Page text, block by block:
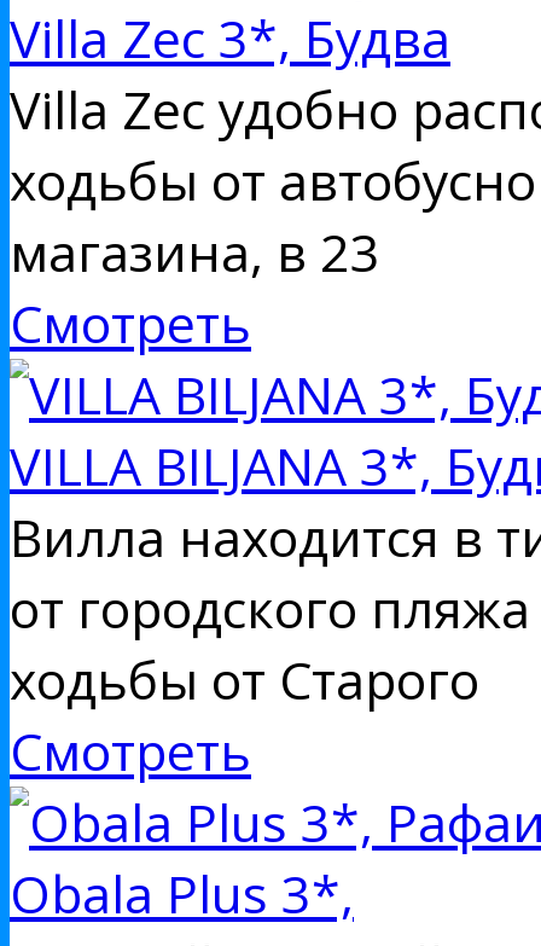
Villa Zec 3*, Будва
Villa Zec удобно
ходьбы от
магазина, в 23
Смотреть
VILLA BILJANA 3*,
Вилла находится в
от городского
ходьбы от Старого
Смотреть
Obala Plus 3*,